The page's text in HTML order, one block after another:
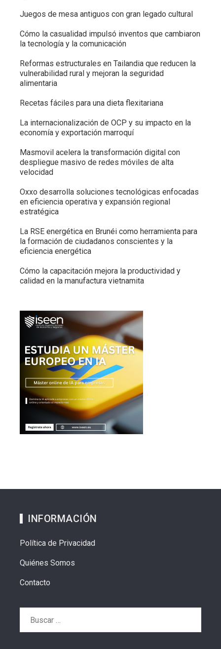
Juegos de mesa antiguos con gran legado cultural
Cómo la casualidad impulsó inventos que cambiaron
la tecnología y la comunicación
Reformas estructurales en Tailandia que reducen la
vulnerabilidad rural y mejoran la seguridad
alimentaria
Recetas fáciles para una dieta flexitariana
La internacionalización de OCP y su impacto en la
economía y exportación marroquí
Masmovil acelera la transformación digital con
despliegue masivo de redes móviles de alta
velocidad
Oxxo desarrolla soluciones tecnológicas enfocadas
en eficiencia operativa y expansión regional
estratégica
La RSE energética en Brunéi como herramienta para
la formación de ciudadanos conscientes y la
eficiencia energética
Cómo la capacitación mejora la productividad y
calidad en la manufactura vietnamita
INFORMACIÓN
Política de Privacidad
Quiénes Somos
Contacto